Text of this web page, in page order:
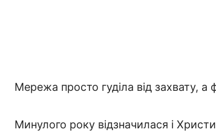
Мережа просто гуділа від захвату,
Минулого року відзначилася і